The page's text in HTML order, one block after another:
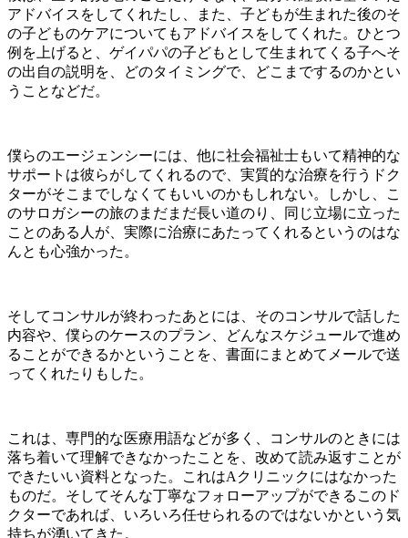
アドバイスをしてくれたし、また、子どもが生まれた後のそ
の子どものケアについてもアドバイスをしてくれた。ひとつ
例を上げると、ゲイパパの子どもとして生まれてくる子へそ
の出自の説明を、どのタイミングで、どこまでするのかとい
うことなどだ。
僕らのエージェンシーには、他に社会福祉士もいて精神的な
サポートは彼らがしてくれるので、実質的な治療を行うドク
ターがそこまでしなくてもいいのかもしれない。しかし、こ
のサロガシーの旅のまだまだ長い道のり、同じ立場に立った
ことのある人が、実際に治療にあたってくれるというのはな
んとも心強かった。
そしてコンサルが終わったあとには、そのコンサルで話した
内容や、僕らのケースのプラン、どんなスケジュールで進め
ることができるかということを、書面にまとめてメールで送
ってくれたりもした。
これは、専門的な医療用語などが多く、コンサルのときには
落ち着いて理解できなかったことを、改めて読み返すことが
できたいい資料となった。これはAクリニックにはなかった
ものだ。そしてそんな丁寧なフォローアップができるこのド
クターであれば、いろいろ任せられるのではないかという気
持ちが湧いてきた。